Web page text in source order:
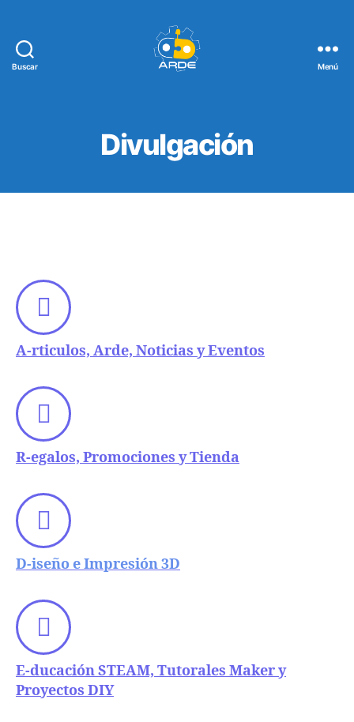
Buscar Menú
Divulgación
A-rticulos, Arde, Noticias y Eventos
R-egalos, Promociones y Tienda
D-iseño e Impresión 3D
E-ducación STEAM, Tutorales Maker y
Proyectos DIY